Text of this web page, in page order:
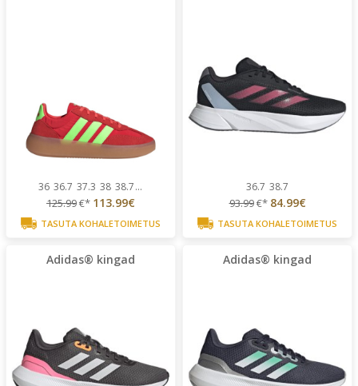
36 36.7 37.3 38 38.7...
125.99€* 113.99€
TASUTA KOHALETOIMETUS
36.7 38.7
93.99€* 84.99€
TASUTA KOHALETOIMETUS
Adidas® kingad Adidas® kingad